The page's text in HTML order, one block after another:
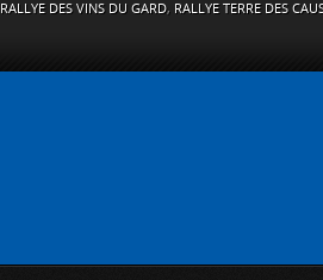
RALLYE DES VINS DU GARD, RALLYE TERRE DES